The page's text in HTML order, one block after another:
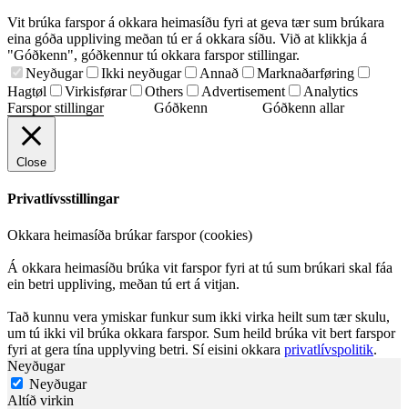
Vit brúka farspor á okkara heimasíðu fyri at geva tær sum brúkara
eina góða uppliving meðan tú er á okkara síðu. Við at klikkja á
"Góðkenn", góðkennur tú okkara farspor stillingar.
Neyðugar
Ikki neyðugar Annað
Marknaðarføring
Hagtøl
Virkisførar Others Advertisement
Analytics
Farspor stillingar
Góðkenn Góðkenn allar
Close
Privatlívsstillingar
Okkara heimasíða brúkar farspor (cookies)
Á okkara heimasíðu brúka vit farspor fyri at tú sum brúkari skal fáa
ein betri uppliving, meðan tú ert á vitjan.
Tað kunnu vera ymiskar funkur sum ikki virka heilt sum tær skulu,
um tú ikki vil brúka okkara farspor. Sum heild brúka vit bert farspor
fyri at gera tína upplyving betri. Sí eisini okkara privatlívspolitik.
Neyðugar
Neyðugar
Altíð virkin